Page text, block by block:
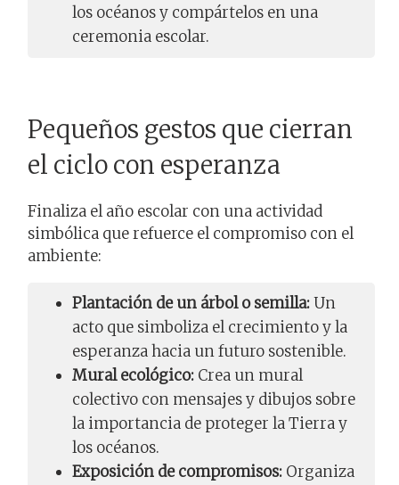
los océanos y compártelos en una
ceremonia escolar.
Pequeños gestos que cierran
el ciclo con esperanza
Finaliza el año escolar con una actividad
simbólica que refuerce el compromiso con el
ambiente:
Plantación de un árbol o semilla:Un
acto que simboliza el crecimiento y la
esperanza hacia un futuro sostenible.
Mural ecológico: Crea un mural
colectivo con mensajes y dibujos sobre
la importancia de proteger la Tierra y
los océanos.
Exposición de compromisos: Organiza